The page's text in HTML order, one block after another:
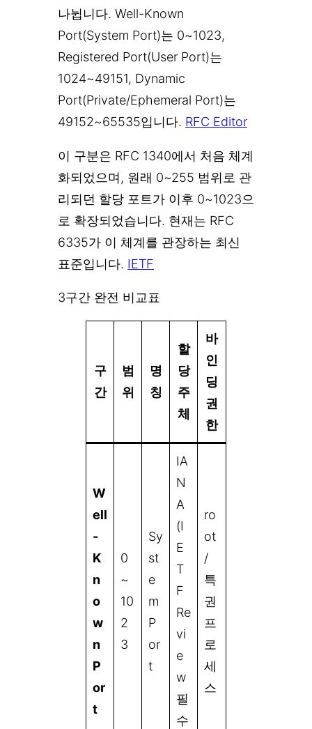
나뉩니다. Well-Known
Port(System Port)는 0~1023,
Registered Port(User Port)는
1024~49151, Dynamic
Port(Private/Ephemeral Port)는
49152~65535입니다. RFC Editor
이 구분은 RFC 1340에서 처음 체계
화되었으며, 원래 0~255 범위로 관
리되던 할당 포트가 이후 0~1023으
로 확장되었습니다. 현재는 RFC
6335가 이 체계를 관장하는 최신
표준입니다. IETF
3구간 완전 비교표
구
간
범
위
명
칭
할
당
주
체
바
인
딩
권
한
W
ell
-
K
n
o
w
n
P
or
t
0
~
10
2
3
Sy
st
e
m
P
or
t
IA
N
A
(I
E
T
F
Re
vi
e
w
필
수
ro
ot
/
특
권
프
로
세
스